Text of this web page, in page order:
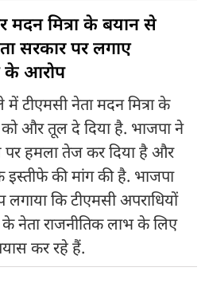
मित्रा के बयान से
सरकार पर लगाए
के आरोप
टीएमसी नेता मदन मित्रा के
को और तूल दे दिया है. भाजपा ने
हमला तेज कर दिया है और
इस्तीफे की मांग की है. भाजपा
कि टीएमसी अपराधियों
के नेता राजनीतिक लाभ के लिए
कर रहे हैं.